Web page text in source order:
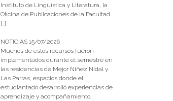
Instituto de Lingüística y Literatura, la
Oficina de Publicaciones de la Facultad
[…]
NOTICIAS 15/07/2026
Muchos de estos recursos fueron
implementados durante el semestre en
las residencias de Mejor Niñez Nidal y
Las Parras, espacios donde el
estudiantado desarrolló experiencias de
aprendizaje y acompañamiento.